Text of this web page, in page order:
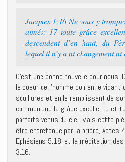
Jacques 1:16 Ne vous y
aimés: 17 toute grâce
descendent d’en haut, du
lequel il n’y a ni changement
C’est une bonne nouvelle pour nous,
le coeur de l’homme bon en le
souillures et en le remplissant de
communique la grâce excellente et
parfaits venus du ciel. Mais cette
être entretenue par la prière, Actes
Ephésiens 5:18, et la méditation
3:16.